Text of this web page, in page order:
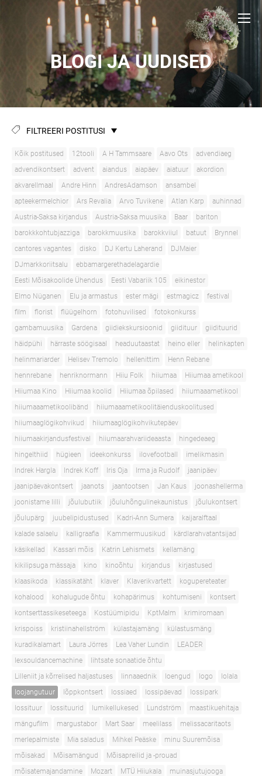
BLOGI JA UUDISED
FILTREERI POSTITUSI
Kõik postitused 12tooli A H Tammsaare Aavo Ots
advendiaeg
advendikontsert
advent aiandus aiapäev aiatuur
akordion
akvarellmaal
Andre Hinn AndresAdamson
ansambel
apteekermelchior
Ars Revalia Arvo Tuvikene Atlan Karp
auhinnad
Austria-Saksa kirjandus
Austria-Saksa muusika Baar
bariton
barokkkohtubjazziga
barokkmuusika barokkviiul batuut
Brynnel
cantores vagantes
disko DJ Kertu Laherand
DJMaier
DJmarkkoriitsalu
ebbamargerethadelagardie
Eesti Mõisakoolide Ühendus
Eesti Vabariik 105
eikinestor
Elmo Nüganen
Elu ja armastus ester mägi estmagicz
festival
film
florist flüügelhorn fotohuvilised
fotokonkurss
gambamuusika
Gardena giidiekskursioonid giidituur
giidituurid
häidpühi
härraste söögisaal headuutaastat heino eller
helinkapten
helinmariarder
Helisev Tremolo hellenittim
Henn Rebane
hennrebane
henriknormann Hiiu Folk hiiumaa
Hiiumaa ametikool
Hiiumaa Kino
Hiiumaa koolid Hiiumaa õpilased
hiiumaaametikool
hiiumaaametikoolibänd
hiiumaaametikoolitäienduskoolitused
hiiumaaglögikohvikud
hiiumaaglögikohvikutepäev
hiiumaakirjandusfestival
hiiumaarahvariideaasta
hingedeaeg
hingelthiid
hügieen ideekonkurss ilovefootball
imelikmasin
Indrek Hargla
Indrek Koff Iris Oja Irma ja Rudolf
jaanipäev
jaanipäevakontsert
jaanots jaantootsen Jan Kaus
joonashellerma
joonistame lilli
jõulubutiik jõuluhõngulinekaunistus
jõulukontsert
jõulupärg
juubelipidustused Kadri-Ann Sumera
kaijaralftaal
kalade salaelu
kalligraafia Kammermuusikud
kärdlarahvatantsijad
käsikellad
Kassari mõis Katrin Lehismets
kellamäng
kikilipsuga mässaja
kino kinoõhtu kirjandus
kirjastused
klaasikoda
klassikatäht klaver Klaverikvartett
kogupereteater
kohalood
kohalugude õhtu kohapärimus kohtumiseni
kontsert
kontserttassikeseteega
Kostüümipidu KptMalm
krimiromaan
krispoiss
kristiinahellström külastajamäng
külastusmäng
kuradikalamart
Laura Jörres Lea Vaher Lundin
LEADER
lexsouldancemachine
lihtsate sonaatide õhtu
Lilleniit ja kõrrelised haljastuses
linnaaednik loengud logo
lolala
loojangutuur
lõppkontsert lossiaed lossipäevad
lossipark
lossituur
lossituurid lumikellukesed Lundström
maastikuehitaja
mängufilm
margustabor Mart Saar meelilass
melissacaritaots
merlepalmiste
Mia saladus Mihkel Peäske
minu Suuremõisa
mõisakad
Mõisamängud
Mõisapreilid ja -prouad
mõisatemajandamine
Mozart MTÜ Hiiukala
muinasjutujooga